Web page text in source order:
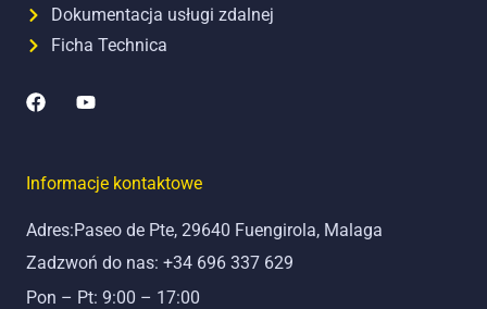
Dokumentacja usługi zdalnej
Ficha Technica
F
a
b
o
k
y
u
b
Informacje kontaktowe
Adres:Paseo de Pte, 29640 Fuengirola, Malaga
Zadzwoń do nas: +34 696 337 629
Pon – Pt: 9:00 – 17:00